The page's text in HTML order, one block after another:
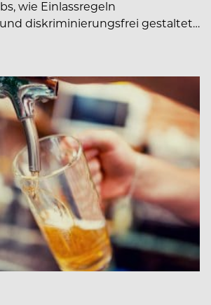
wie Einlassregeln
diskriminierungsfrei gestaltet…